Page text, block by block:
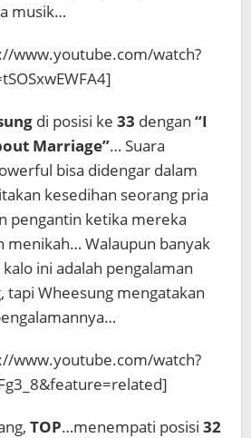
musik…
www.youtube.com/watch?
di posisi ke 33 dengan “I
Marriage”… Suara
bisa didengar dalam
kesedihan seorang pria
pengantin ketika mereka
menikah… Walaupun banyak
ini adalah pengalaman
tapi Wheesung mengatakan
www.youtube.com/watch?
TOP…menempati posisi 32